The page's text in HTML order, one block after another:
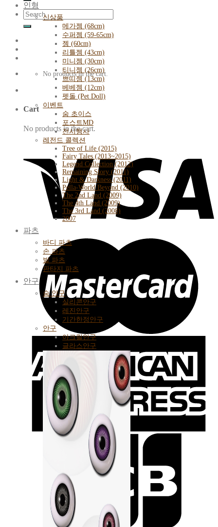
Search
for:
No products in the cart.
Cart
No products in the cart.
인형
신상품
메가젬 (68cm)
수퍼젬 (59-65cm)
젬 (60cm)
리틀젬 (43cm)
미니젬 (30cm)
티니젬 (26cm)
쁘띠젬 (13cm)
베베젬 (12cm)
펫돌 (Pet Doll)
이벤트
숨 초이스
포스트MD
전시행사
레전드 콜렉션
Tree of Life (2015)
Fairy Tales (2013~2015)
Legend Collection (2012)
Remaining Story (2011)
Light & Darkness (2011)
Pella-World Beyond (2010)
The 2nd Land (2009)
The 4th Land (2009)
The 3rd Land (2008)
2007
파츠
바디 파츠
손 파츠
발 파츠
판타지 파츠
안구
숨 안구
실리콘안구
레진안구
기간한정안구
안구
아크릴안구
글라스안구